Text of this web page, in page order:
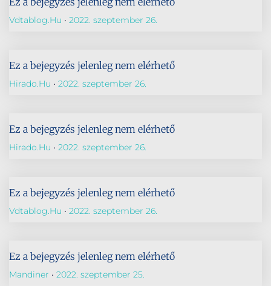
Vdtablog.hu 2022. szeptember 26.
Ez a bejegyzés jelenleg nem elérhető
Hirado.hu 2022. szeptember 26.
Ez a bejegyzés jelenleg nem elérhető
Hirado.hu 2022. szeptember 26.
Ez a bejegyzés jelenleg nem elérhető
Vdtablog.hu 2022. szeptember 26.
Ez a bejegyzés jelenleg nem elérhető
Mandiner 2022. szeptember 25.